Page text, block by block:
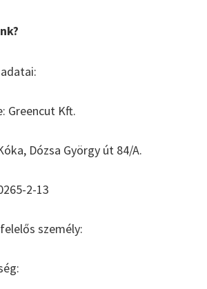
Greencut Kft.
Dózsa György út 84/A.
2-13
személy: